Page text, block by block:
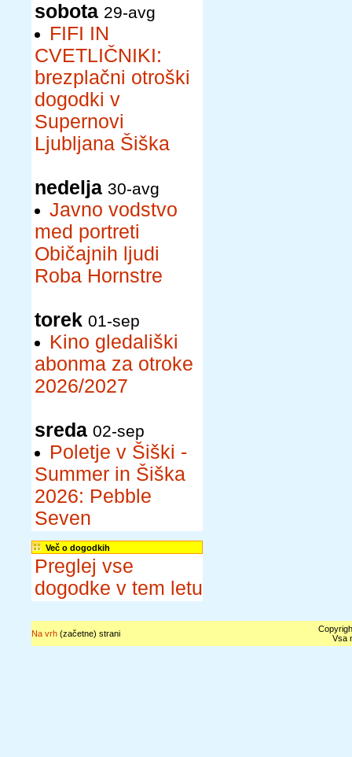
sobota 29-avg
FIFI IN
CVETLIČNIKI:
brezplačni otroški
dogodki v
Supernovi
Ljubljana Šiška
nedelja 30-avg
Javno vodstvo
med portreti
Običajnih ljudi
Roba Hornstre
torek 01-sep
Kino gledališki
abonma za otroke
2026/2027
sreda 02-sep
Poletje v Šiški -
Summer in Šiška
2026: Pebble
Seven
Več o dogodkih
Preglej vse
dogodke v tem letu
Na vrh(začetne) strani
Vsa